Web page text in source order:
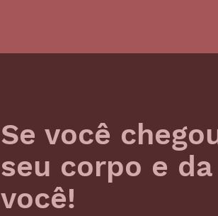
Se você
seu corpo e
você!